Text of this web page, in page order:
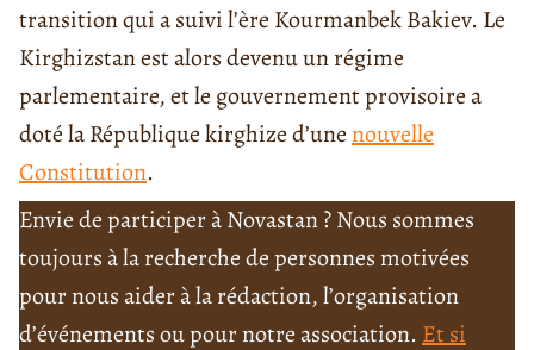
transition qui a suivi l’ère Kourmanbek Bakiev. Le
Kirghizstan est alors devenu un régime
parlementaire, et le gouvernement provisoire a
doté la République kirghize d’unenouvelle
Constitution.
Envie de participer à Novastan ? Nous sommes
toujours à la recherche de personnes motivées
pour nous aider à la rédaction, l’organisation
d’événements ou pour notre association. Et si